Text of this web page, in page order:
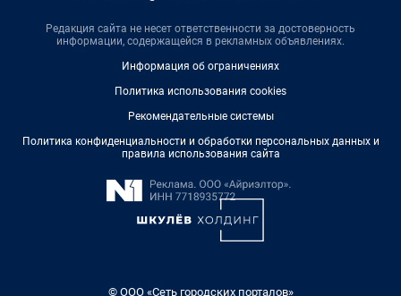
Редакция сайта не несет ответственности за достоверность
информации, содержащейся в рекламных объявлениях.
Информация об ограничениях
Политика использования cookies
Рекомендательные системы
Политика конфиденциальности и обработки персональных данных и
правила использования сайта
© ООО «Сеть городских порталов»